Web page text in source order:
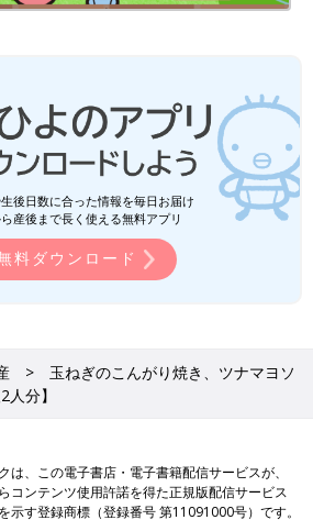
後日数に合った情報を毎日お届け
産後まで長く使える無料アプリ
料ダウンロード
玉ねぎのこんがり焼き、ツナマヨソ
分】
は、この電子書店・電子書籍配信サービスが、
コンテンツ使用許諾を得た正規版配信サービス
示す登録商標（登録番号 第11091000号）です。